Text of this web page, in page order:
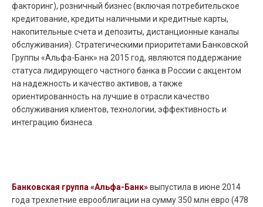
факторинг), розничный бизнес (включая потребительское
кредитование, кредиты наличными и кредитные карты,
накопительные счета и депозиты, дистанционные каналы
обслуживания). Стратегическими приоритетами Банковской
Группы «Альфа-Банк» на 2015 год, являются поддержание
статуса лидирующего частного банка в России с акцентом
на надежность и качество активов, а также
ориентированность на лучшие в отрасли качество
обслуживания клиентов, технологии, эффективность и
интеграцию бизнеса.
Банковская группа «Альфа-Банк»выпустила в июне 2014
года трехлетние еврооблигации на сумму 350 млн евро (478